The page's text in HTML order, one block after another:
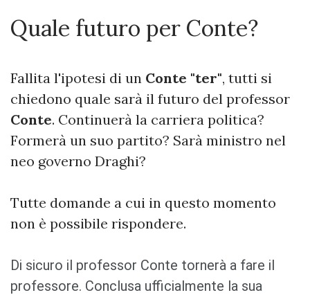
Quale futuro per Conte?
Fallita l'ipotesi di un Conte "ter", tutti si
chiedono quale sarà il futuro del professor
Conte. Continuerà la carriera politica?
Formerà un suo partito? Sarà ministro nel
neo governo Draghi?
Tutte domande a cui in questo momento
non è possibile rispondere.
Di sicuro il professor Conte tornerà a fare il
professore. Conclusa ufficialmente la sua